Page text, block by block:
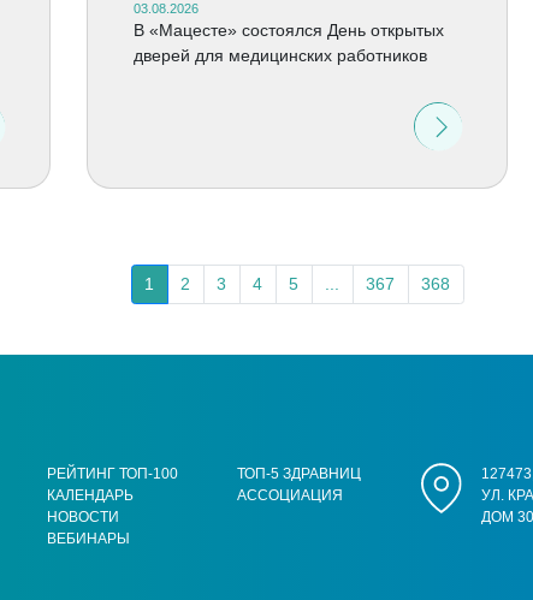
03.08.2026
В «Мацесте» состоялся День открытых
дверей для медицинских работников
1 2 3 4 5 367 368
РЕЙТИНГ ТОП-100
КАЛЕНДАРЬ
НОВОСТИ
ВЕБИНАРЫ
ТОП-5 ЗДРАВНИЦ
АССОЦИАЦИЯ
УЛ.
ДОМ